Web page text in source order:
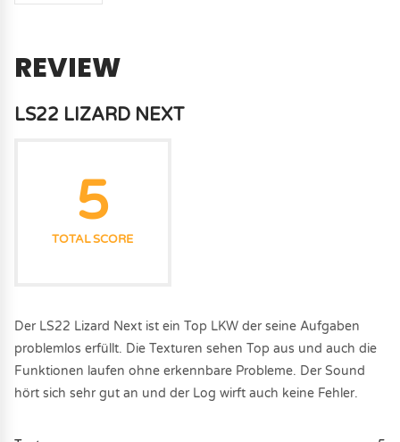
REVIEW
LS22 LIZARD NEXT
5
TOTAL SCORE
Der LS22 Lizard Next ist ein Top LKW der seine Aufgaben
problemlos erfüllt. Die Texturen sehen Top aus und auch die
Funktionen laufen ohne erkennbare Probleme. Der Sound
hört sich sehr gut an und der Log wirft auch keine Fehler.